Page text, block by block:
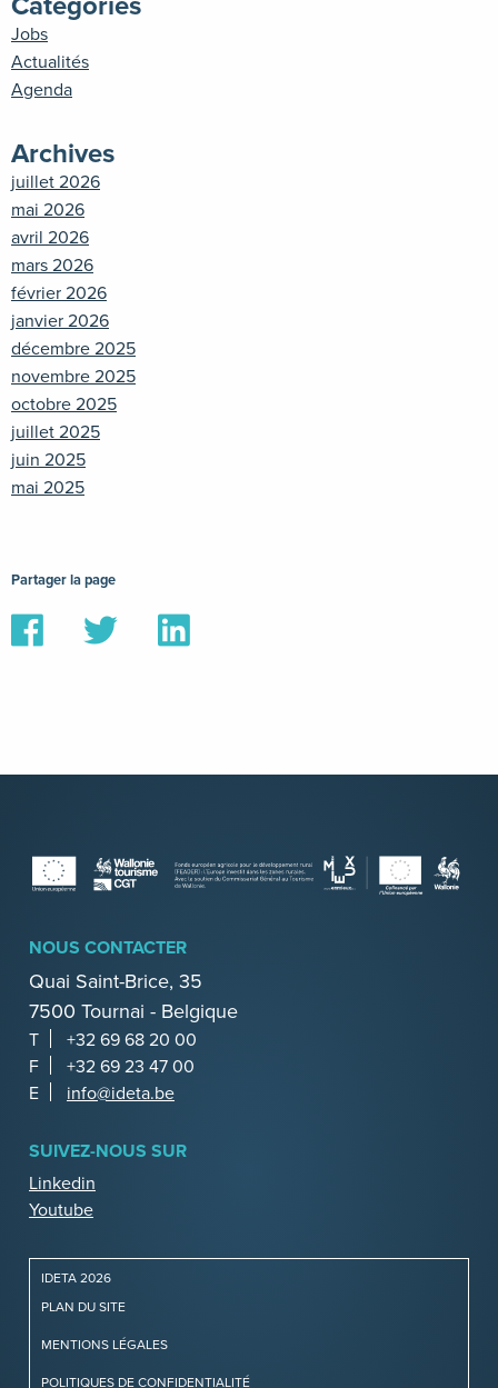
Jobs
Actualités
Agenda
Archives
juillet 2026
mai 2026
avril 2026
mars 2026
février 2026
janvier 2026
décembre 2025
novembre 2025
octobre 2025
juillet 2025
juin 2025
mai 2025
Partager la page
Partager
sur
sur
Partager
sur
NOUS CONTACTER
Quai Saint-Brice, 35
7500 Tournai - Belgique
T
+32 69 68 20 00
F
+32 69 23 47 00
E
info@ideta.be
SUIVEZ-NOUS SUR
Linkedin
Youtube
IDETA 2026
PLAN DU SITE
MENTIONS LÉGALES
POLITIQUES DE CONFIDENTIALITÉ